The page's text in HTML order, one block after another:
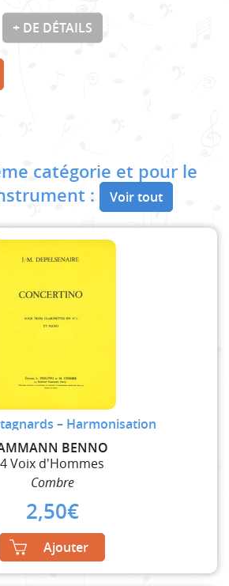
+ DE DÉTAILS
catégorie et pour le
:
Voir tout
– Harmonisation
BENNO
4 Voix d'Hommes
Combre
2,50€
Ajouter